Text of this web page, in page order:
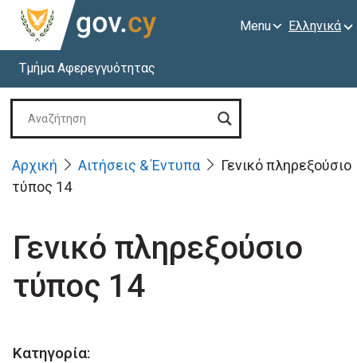
Ελληνικά
Τμήμα Αφερεγγυότητας
Menu
Αρχική Αιτήσεις & Έντυπα
Γενικό πληρεξούσιο
τύπος 14
Γενικό πληρεξούσιο
τύπος 14
Κατηγορία: